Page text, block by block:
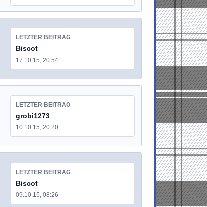
LETZTER BEITRAG
Biscot
17.10.15, 20:54
LETZTER BEITRAG
grobi1273
10.10.15, 20:20
LETZTER BEITRAG
Biscot
09.10.15, 08:26